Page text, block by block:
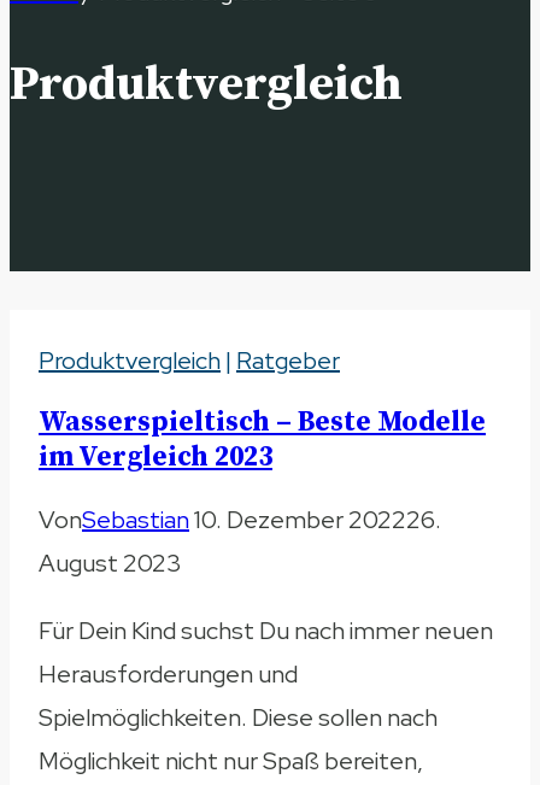
Produktvergleich
Produktvergleich| Ratgeber
Wasserspieltisch – Beste Modelle
im Vergleich 2023
VonSebastian10. Dezember 202226.
August 2023
Für Dein Kind suchst Du nach immer neuen
Herausforderungen und
Spielmöglichkeiten. Diese sollen nach
Möglichkeit nicht nur Spaß bereiten,